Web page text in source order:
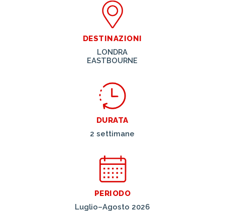
DESTINAZIONI
LONDRA
EASTBOURNE
DURATA
2 settimane
PERIODO
Luglio–Agosto 2026